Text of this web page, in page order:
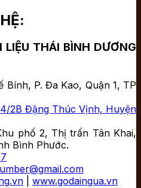
LIỆU THÁI BÌNH DƯƠNG
Bính, P. Đa Kao, Quận 1, TP
4/2B Đặng Thúc Vịnh, Huyện
phố 2, Thị trấn Tân Khai,
Bình Phước.
www.godaingua.vn